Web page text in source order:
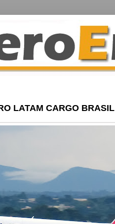
LATAM CARGO BRASIL